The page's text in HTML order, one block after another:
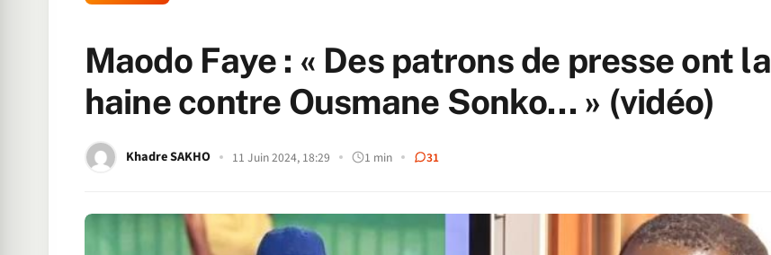
Maodo Faye : « Des patrons de presse ont la
haine contre Ousmane Sonko… » (vidéo)
Khadre SAKHO 11 Juin 2024, 18:29 1 min 31